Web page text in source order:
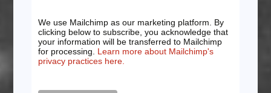
We use Mailchimp as our marketing platform. By
clicking below to subscribe, you acknowledge that
your information will be transferred to Mailchimp
for processing. Learn more about Mailchimp's
privacy practices here.